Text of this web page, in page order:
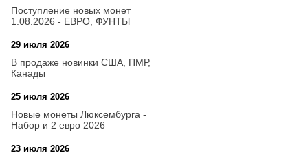
Поступление новых монет
1.08.2026 - ЕВРО, ФУНТЫ
29 июля 2026
В продаже новинки США, ПМР,
Канады
25 июля 2026
Новые монеты Люксембурга -
Набор и 2 евро 2026
23 июля 2026